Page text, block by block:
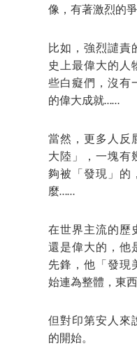
像，有著激烈的爭
比如，強烈譴責
史上最偉大的人
些白癡們，沒有
的偉大成就……
當然，更多人反
大陸」，一塊有
夠被「發現」的
麼……
在世界主流的歷
還是偉大的，他
先鋒，他「發現
始連為整體，東
但對印第安人來
的開始。